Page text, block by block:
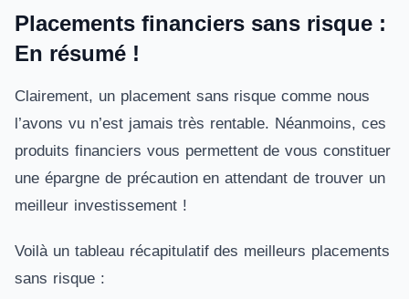
Placements financiers sans risque :
En résumé !
Clairement, un placement sans risque comme nous
l’avons vu n’est jamais très rentable. Néanmoins, ces
produits financiers vous permettent de vous constituer
une épargne de précaution en attendant de trouver un
meilleur investissement !
Voilà un tableau récapitulatif des meilleurs placements
sans risque :